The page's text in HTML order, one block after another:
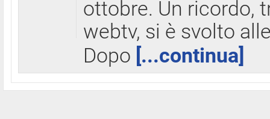
ottobre. Un ricordo,
webtv, si è svolto
Dopo [...continua]